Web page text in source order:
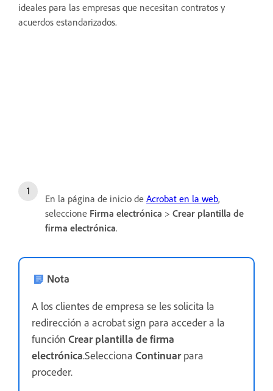
ideales para las empresas que necesitan contratos y
acuerdos estandarizados.
En la página de inicio de Acrobat en la web,
seleccione Firma electrónica > Crear plantilla de
firma electrónica.
Nota
A los clientes de empresa se les solicita la
redirección a acrobat sign para acceder a la
función Crear plantilla de firma
electrónica.Selecciona Continuarpara
proceder.